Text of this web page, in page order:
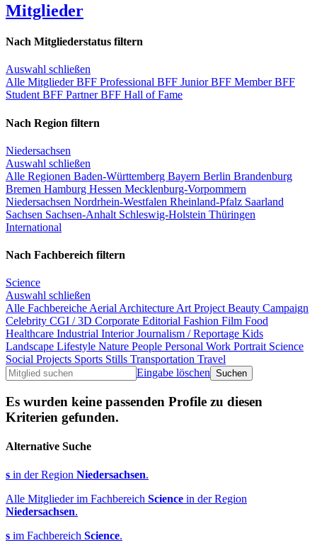
Mitglieder
Nach Mitgliederstatus filtern
Auswahl schließen
Alle MitgliederBFF Professional BFF JuniorBFF MemberBFF
Student BFF PartnerBFF Hall of Fame
Nach Region filtern
Niedersachsen
Auswahl schließen
Alle Regionen Baden-Württemberg Bayern Berlin Brandenburg
Bremen Hamburg Hessen Mecklenburg-Vorpommern
Niedersachsen Nordrhein-Westfalen Rheinland-Pfalz Saarland
Sachsen Sachsen-Anhalt Schleswig-Holstein Thüringen
International
Nach Fachbereich filtern
Science
Auswahl schließen
Alle Fachbereiche Aerial Architecture Art Project Beauty Campaign
Celebrity CGI / 3D Corporate Editorial Fashion Film Food
Healthcare Industrial InteriorJournalism / Reportage Kids
Landscape Lifestyle Nature People Personal Work Portrait Science
Social Projects Sports Stills Transportation Travel
Eingabe löschen
Es wurden keine passenden Profile zu diesen
Kriterien gefunden.
Alternative Suche
s in der Region Niedersachsen.
Alle Mitglieder im Fachbereich Science in der Region
Niedersachsen.
s im Fachbereich Science.